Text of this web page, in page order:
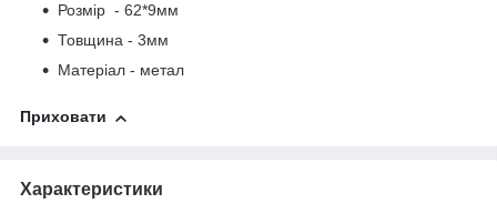
Розмір - 62*9мм
Товщина - 3мм
Матеріал - метал
Приховати
Характеристики